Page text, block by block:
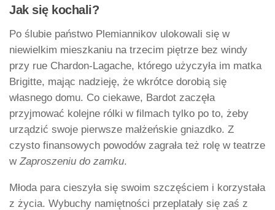
Jak się kochali?
Po ślubie państwo Plemiannikov ulokowali się w
niewielkim mieszkaniu na trzecim piętrze bez windy
przy rue Chardon-Lagache, którego użyczyła im matka
Brigitte, mając nadzieję, że wkrótce dorobią się
własnego domu. Co ciekawe, Bardot zaczęła
przyjmować kolejne rólki w filmach tylko po to, żeby
urządzić swoje pierwsze małżeńskie gniazdko. Z
czysto finansowych powodów zagrała też rolę w teatrze
wZaproszeniu do zamku.
Młoda para cieszyła się swoim szczęściem i korzystała
z życia. Wybuchy namiętności przeplatały się zaś z